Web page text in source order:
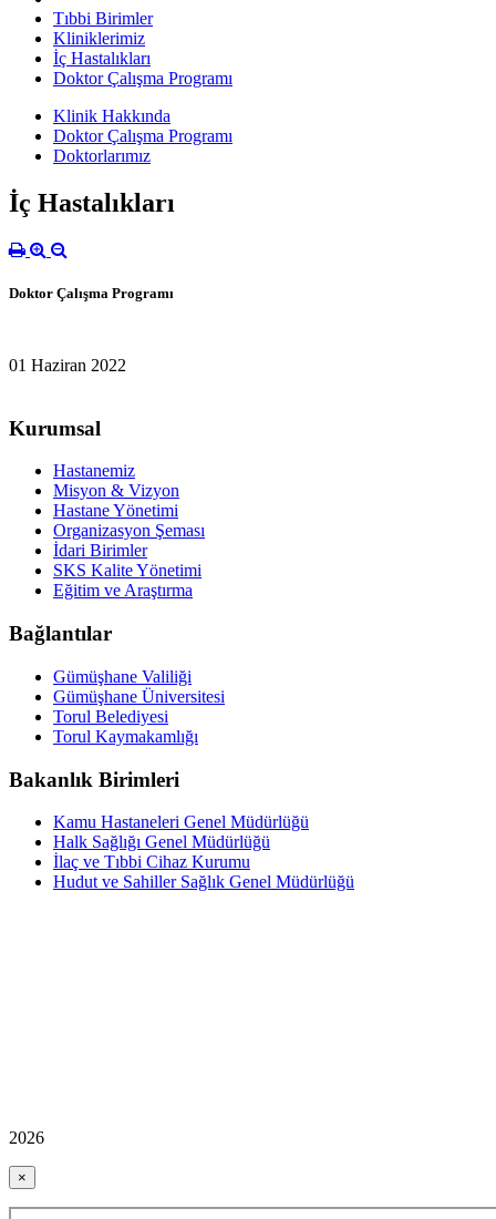
Tıbbi Birimler
Kliniklerimiz
İç Hastalıkları
Doktor Çalışma Programı
Klinik Hakkında
Doktor Çalışma Programı
Doktorlarımız
İç Hastalıkları
Doktor Çalışma Programı
01 Haziran 2022
Kurumsal
Hastanemiz
Misyon & Vizyon
Hastane Yönetimi
Organizasyon Şeması
İdari Birimler
SKS Kalite Yönetimi
Eğitim ve Araştırma
Bağlantılar
Gümüşhane Valiliği
Gümüşhane Üniversitesi
Torul Belediyesi
Torul Kaymakamlığı
Bakanlık Birimleri
Kamu Hastaneleri Genel Müdürlüğü
Halk Sağlığı Genel Müdürlüğü
İlaç ve Tıbbi Cihaz Kurumu
Hudut ve Sahiller Sağlık Genel Müdürlüğü
2026
×